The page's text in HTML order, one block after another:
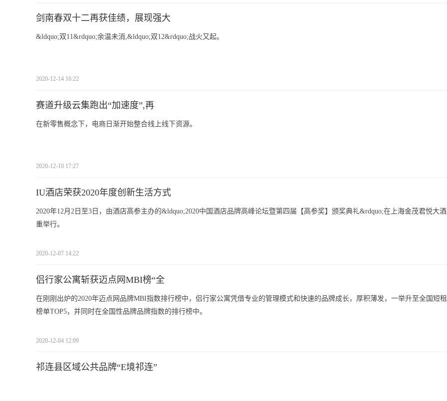
剑南春双十二再获佳绩，展现强大
&ldquo;双11&rdquo;余温未消,&ldquo;双12&rdquo;战火又起。
2020-12-14 16:22
赛道升级云集跑出“加速度”,再
在新零售概念下，电商日渐开始整合线上线下资源。
2020-12-10 17:27
IU酒店荣获2020年度创新生活方式
2020年12月2日至3日，由酒店高参主办的&ldquo;2020中国酒店品牌高峰论坛暨第四届【高参奖】颁奖典礼&rdquo;在上海金茂君悦大
重举行。
2020-12-07 14:22
侣行家公寓斩获迈点网MBI榜“全
在刚刚出炉的2020年迈点网品牌MBI指数排行榜中，侣行家公寓凭借专业的管理模式和快速的品牌成长，厚积薄发，一举升至全国短
榜单TOP5，并同时在全国性品牌品牌指数的排行榜中。
2020-12-04 12:09
祁连县区域公共品牌“E境祁连”